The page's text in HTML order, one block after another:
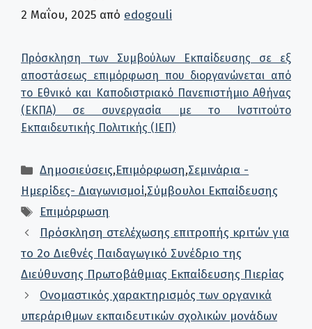
2 Μαΐου, 2025 από edogouli
Πρόσκληση των Συμβούλων Εκπαίδευσης σε εξ
αποστάσεως επιμόρφωση που διοργανώνεται από
το Εθνικό και Καποδιστριακό Πανεπιστήμιο Αθήνας
(ΕΚΠΑ) σε συνεργασία με το Ινστιτούτο
Εκπαιδευτικής Πολιτικής (ΙΕΠ)
Κατηγορίες
Δημοσιεύσεις,Επιμόρφωση,Σεμινάρια -
Ημερίδες- Διαγωνισμοί,Σύμβουλοι Εκπαίδευσης
Ετικέτες
Επιμόρφωση
Πρόσκληση στελέχωσης επιτροπής κριτών για
το 2ο Διεθνές Παιδαγωγικό Συνέδριο της
Διεύθυνσης Πρωτοβάθμιας Εκπαίδευσης Πιερίας
Ονομαστικός χαρακτηρισμός των οργανικά
υπεράριθμων εκπαιδευτικών σχολικών μονάδων